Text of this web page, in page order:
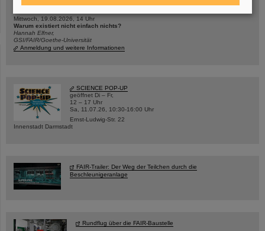
Mittwoch, 19.08.2026, 14 Uhr
Warum existiert nicht einfach nichts?
Hannah Elfner,
GSI/FAIR/Goethe-Universität
Anmeldung und weitere Informationen
SCIENCE POP-UP
geöffnet Di – Fr,
12 – 17 Uhr
Sa, 11.07.26, 10:30-16:00 Uhr
Ernst-Ludwig-Str. 22
Innenstadt Darmstadt
FAIR-Trailer: Der Weg der Teilchen durch die
Beschleunigeranlage
Rundflug über die FAIR-Baustelle